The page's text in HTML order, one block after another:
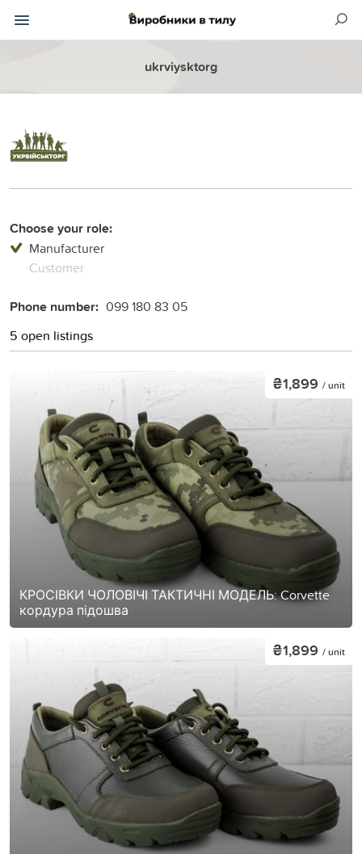
ukrviysktorg
Choose your role:
Manufacturer
Customer
Phone number: 099 180 83 05
5 open listings
КРОСІВКИ ЧОЛОВІЧІ ТАКТИЧНІ МОДЕЛЬ: Corvette
кордура підошва
₴1,899 / unit
₴1,899 / unit